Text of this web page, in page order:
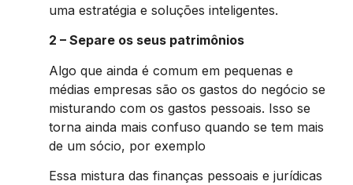
uma estratégia e soluções inteligentes.
2 – Separe os seus patrimônios
Algo que ainda é comum em pequenas e
médias empresas são os gastos do negócio se
misturando com os gastos pessoais. Isso se
torna ainda mais confuso quando se tem mais
de um sócio, por exemplo
Essa mistura das finanças pessoais e jurídicas